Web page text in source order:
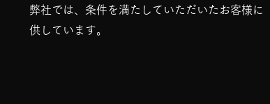
弊社では、条件を満たしていただいたお客様
供しています。